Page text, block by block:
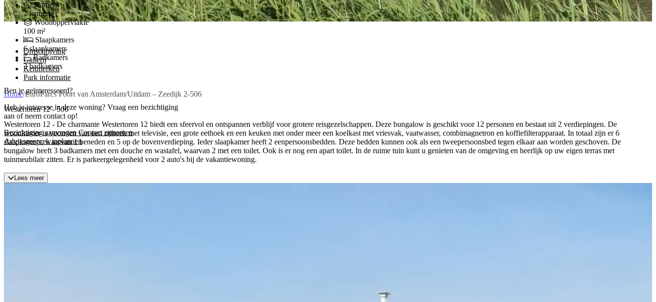
Kamers
7 kamers
Woonoppervlakte
100 m²
Slaapkamers
6 slaapkamers
Badkamers
3 badkamers
Ben je geïnteresseerd?
Heb je interesse in deze woning? Vraag een bezichtiging
aan of neem contact op!
Bezichtiging aanvragenContact opnemen
Adviesgesprek inplannen
Omschrijving
Gallerij
Kenmerken
Park informatie
Home/EuroParcs Poort van Amsterdam/Uitdam – Zeedijk 2-506
Westertoren 12 - 506
Westertoren 12 - De charmante Westertoren 12 biedt een sfeervol en ontspannen verblijf voor grotere reisgezelschappen. Deze bungalow is geschikt voor 12 personen en bestaat uit 2 verdiepingen. De
woonkamer is voorzien van een zithoek met televisie, een grote eethoek en een keuken met onder meer een koelkast met vriesvak, vaatwasser, combimagnetron en koffiefilterapparaat. In totaal zijn er 6
slaapkamers, waarvan 1 beneden en 5 op de bovenverdieping. Ieder slaapkamer heeft 2 eenpersoonsbedden. Deze bedden kunnen ook als een tweepersoonsbed tegen elkaar aan worden geschoven. De
bungalow heeft 3 badkamers met een douche en wastafel, waarvan 2 met een toilet. Ook is er nog een apart toilet. In de ruime tuin kunt u genieten van de omgeving en heerlijk op uw eigen terras met
tuinmeubilair zitten. Er is parkeergelegenheid voor 2 auto's bij de vakantiewoning.
Lees meer